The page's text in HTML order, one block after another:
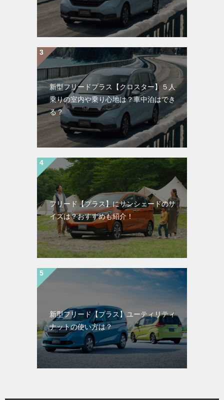
新型フリードプラス【クロスター】５人
乗りの室内や乗り心地は？車中泊はでき
る？
フリード【プラス】にサンシェードのサ
イズは？おすすめも紹介！
新型フリード【プラス】ユーティリティ
ナットの使い方は？